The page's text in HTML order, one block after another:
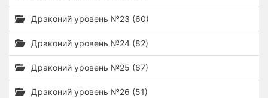
Драконий уровень №23 (60)
Драконий уровень №24 (82)
Драконий уровень №25 (67)
Драконий уровень №26 (51)